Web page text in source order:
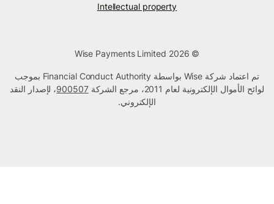
Intellectual property
تم اعتماد شركة Wise بواسطة Financial Conduct Authority بموجب
لوائح الأموال الإلكترونية لعام 2011، مرجع الشركة
900507، لإصدار النقد
الإلكتروني.